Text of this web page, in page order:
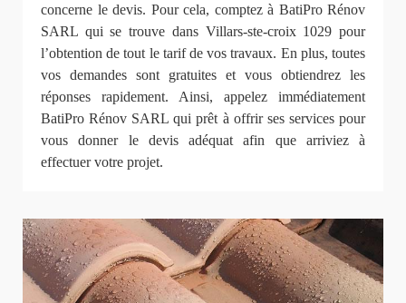
concerne le devis. Pour cela, comptez à BatiPro Rénov
SARL qui se trouve dans Villars-ste-croix 1029 pour
l’obtention de tout le tarif de vos travaux. En plus, toutes
vos demandes sont gratuites et vous obtiendrez les
réponses rapidement. Ainsi, appelez immédiatement
BatiPro Rénov SARL qui prêt à offrir ses services pour
vous donner le devis adéquat afin que arriviez à
effectuer votre projet.